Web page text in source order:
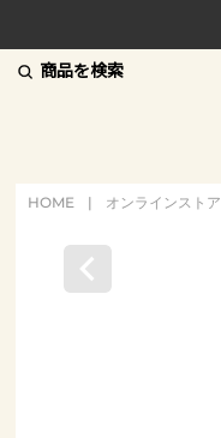
商品を検索
HOME | オンラインストア